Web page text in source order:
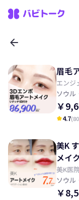
arrow_back
眉毛
エンジ
ソウル
￥
kid_star4.7(80
美K
メイ
皮、
美K医
ソウル
￥